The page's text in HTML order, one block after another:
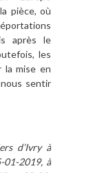
pièce, où
après le
les
la mise en
sentir
d’Ivry à
01-2019, à